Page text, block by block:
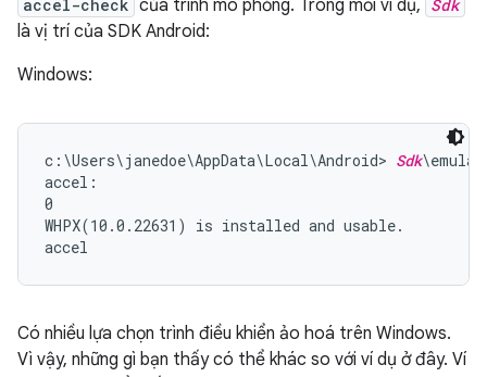
accel-check của trình mô phỏng. Trong mỗi ví dụ, Sdk
là vị trí của SDK Android:
Windows:
c:\Users\janedoe\AppData\Local\Android> Sdk
accel:
0
WHPX(10.0.22631) is installed and usable.
Có nhiều lựa chọn trình điều khiển ảo hoá trên Windows.
Vì vậy, những gì bạn thấy có thể khác so với ví dụ ở đây. Ví